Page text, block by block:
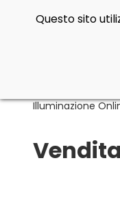
Illuminazione
Questo sito